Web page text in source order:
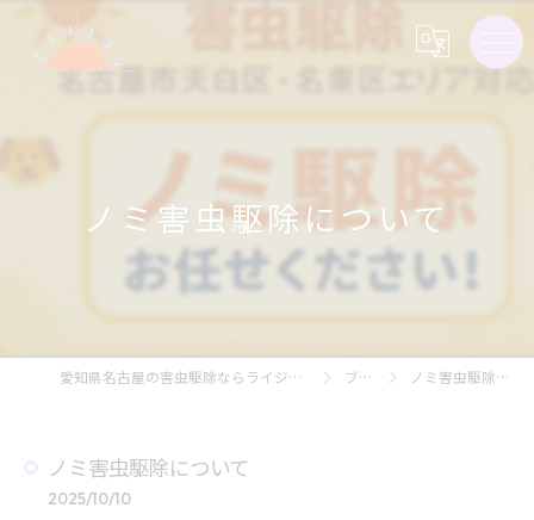
ノミ害虫駆除について
愛知県名古屋の害虫駆除ならライジング・サン害虫駆除 ブログ ノミ害虫駆除について
ノミ害虫駆除について
2025/10/10